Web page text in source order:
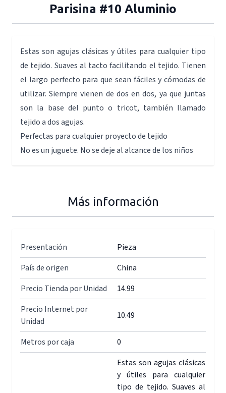
Parisina #10 Aluminio
Estas son agujas clásicas y útiles para cualquier tipo
de tejido. Suaves al tacto facilitando el tejido. Tienen
el largo perfecto para que sean fáciles y cómodas de
utilizar. Siempre vienen de dos en dos, ya que juntas
son la base del punto o tricot, también llamado
tejido a dos agujas.
Perfectas para cualquier proyecto de tejido
No es un juguete. No se deje al alcance de los niños
Más información
Presentación
Pieza
País de origen
China
Precio Tienda por Unidad
14.99
Precio Internet por
Unidad
10.49
Metros por caja 0
Estas son agujas clásicas
y útiles para cualquier
tipo de tejido. Suaves al